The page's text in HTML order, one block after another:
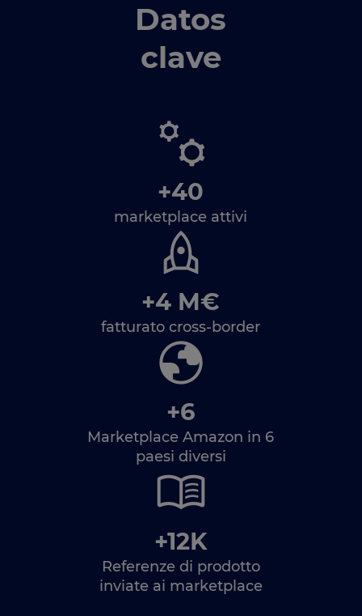
Datos
clave
+40
marketplace attivi
+4 M€
fatturato cross-border
+6
Marketplace Amazon in 6
paesi diversi
+12K
Referenze di prodotto
inviate ai marketplace